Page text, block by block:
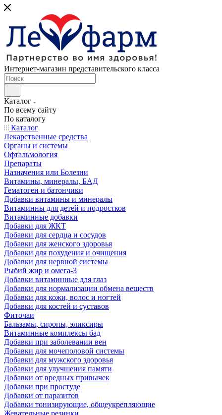
Интернет-магазин представительского класса
Каталог
По всему сайту
По каталогу
Каталог
Лекарственные средства
Органы и системы
Офтальмология
Препараты
Назначения или Болезни
Витамины, минералы, БАД
Гематоген и батончики
Добавки витамины и минералы
Витаминны для детей и подростков
Витаминные добавки
Добавки для ЖКТ
Добавки для сердца и сосудов
Добавки для женского здоровья
Добавки для похудения и очищения
Добавки для нервной системы
Рыбий жир и омега-3
Добавки витаминные для глаз
Добавки для нормализации обмена веществ
Добавки для кожи, волос и ногтей
Добавки для костей и суставов
Фиточаи
Бальзамы, сиропы, эликсиры
Витаминные комплексы бад
Добавки при заболевании вен
Добавки для мочеполовой системы
Добавки для мужского здоровья
Добавки для улучшения памяти
Добавки от вредных привычек
Добавки при простуде
Добавки от паразитов
Добавки тонизирующие, общеукрепляющие
Жевательные резинки